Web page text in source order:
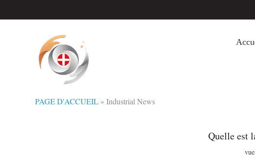
PAGE D'ACCUEIL » Industrial News
Quelle est